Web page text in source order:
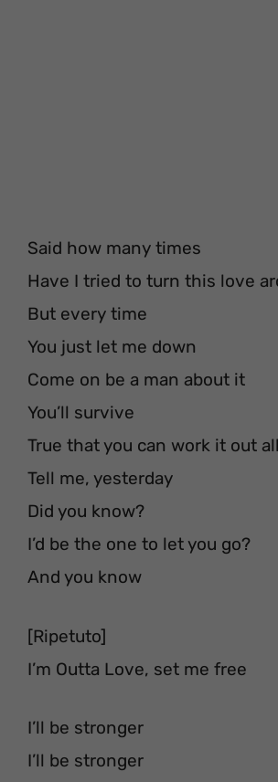
Said how many times
Have I tried to turn this love
But every time
You just let me down
Come on be a man about it
You’ll survive
True that you can work it out
Tell me, yesterday
Did you know?
I’d be the one to let you go?
And you know
[Ripetuto]
I’m Outta Love, set me free
I’ll be stronger
I’ll be stronger